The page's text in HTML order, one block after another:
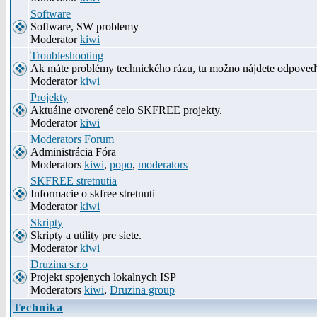
Software
Software, SW problemy
Moderatorkiwi
Troubleshooting
Ak máte problémy technického rázu, tu možno nájdete odpoveď
Moderatorkiwi
Projekty
Aktuálne otvorené celo SKFREE projekty.
Moderatorkiwi
Moderators Forum
Administrácia Fóra
Moderators kiwi, popo, moderators
SKFREE stretnutia
Informacie o skfree stretnuti
Moderatorkiwi
Skripty
Skripty a utility pre siete.
Moderatorkiwi
Druzina s.r.o
Projekt spojenych lokalnych ISP
Moderators kiwi, Druzina group
Technika